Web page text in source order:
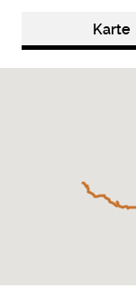
Karte